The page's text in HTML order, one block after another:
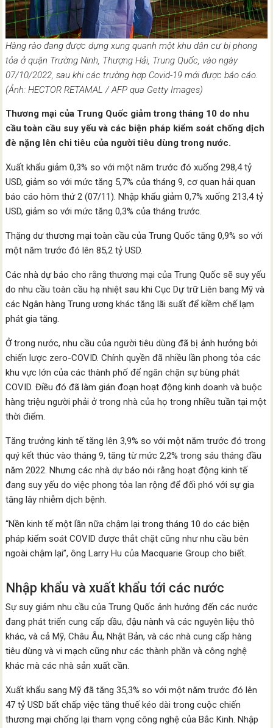
Hàng rào đang được dựng xung quanh một khu dân cư bị phong
tỏa ở quận Trường Ninh, Thượng Hải, Trung Quốc, vào ngày
07/10/2022, sau khi các trường hợp Covid-19 mới được báo cáo.
(Ảnh: HECTOR RETAMAL / AFP qua Getty Images)
Thương mại của Trung Quốc giảm trong tháng 10 do nhu
cầu toàn cầu suy yếu và các biện pháp kiểm soát chống dịch
đè nặng lên chi tiêu của người tiêu dùng trong nước.
Xuất khẩu giảm 0,3% so với một năm trước đó xuống 298,4 tỷ
USD, giảm so với mức tăng 5,7% của tháng 9, cơ quan hải quan
báo cáo hôm thứ 2 (07/11). Nhập khẩu giảm 0,7% xuống 213,4 tỷ
USD, giảm so với mức tăng 0,3% của tháng trước.
Thặng dư thương mại toàn cầu của Trung Quốc tăng 0,9% so với
một năm trước đó lên 85,2 tỷ USD.
Các nhà dự báo cho rằng thương mại của Trung Quốc sẽ suy yếu
do nhu cầu toàn cầu hạ nhiệt sau khi Cục Dự trữ Liên bang Mỹ và
các Ngân hàng Trung ương khác tăng lãi suất để kiềm chế lạm
phát gia tăng.
Ở trong nước, nhu cầu của người tiêu dùng đã bị ảnh hưởng bởi
chiến lược zero-COVID. Chính quyền đã nhiều lần phong tỏa các
khu vực lớn của các thành phố để ngăn chặn sự bùng phát
COVID. Điều đó đã làm gián đoạn hoạt động kinh doanh và buộc
hàng triệu người phải ở trong nhà của họ trong nhiều tuần tại một
thời điểm.
Tăng trưởng kinh tế tăng lên 3,9% so với một năm trước đó trong
quý kết thúc vào tháng 9, tăng từ mức 2,2% trong sáu tháng đầu
năm 2022. Nhưng các nhà dự báo nói rằng hoạt động kinh tế
đang suy yếu do việc phong tỏa lan rộng để đối phó với sự gia
tăng lây nhiễm dịch bệnh.
“Nền kinh tế một lần nữa chậm lại trong tháng 10 do các biện
pháp kiểm soát COVID được thắt chặt cũng như nhu cầu bên
ngoài chậm lại”, ông Larry Hu của Macquarie Group cho biết.
Nhập khẩu và xuất khẩu tới các nước
Sự suy giảm nhu cầu của Trung Quốc ảnh hưởng đến các nước
đang phát triển cung cấp dầu, đậu nành và các nguyên liệu thô
khác, và cả Mỹ, Châu Âu, Nhật Bản, và các nhà cung cấp hàng
tiêu dùng và vi mạch cũng như các thành phần và công nghệ
khác mà các nhà sản xuất cần.
Xuất khẩu sang Mỹ đã tăng 35,3% so với một năm trước đó lên
47 tỷ USD bất chấp việc tăng thuế kéo dài trong cuộc chiến
thương mại chống lại tham vọng công nghệ của Bắc Kinh. Nhập